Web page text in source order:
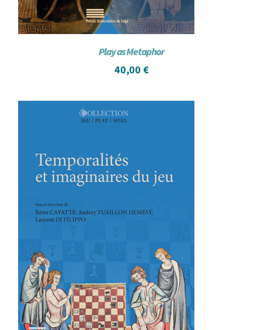
Play as Metaphor
40,00 €